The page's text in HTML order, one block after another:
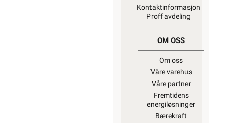
Kontaktinformasjon
Proff avdeling
OM OSS
Om oss
Våre varehus
Våre partner
Fremtidens
energiløsninger
Bærekraft